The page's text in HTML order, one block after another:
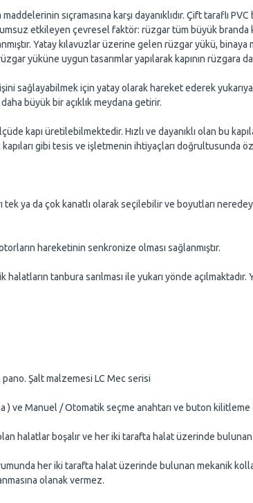
sıçramasına karşı dayanıklıdır. Çift taraflı
etkileyen çevresel faktör: rüzgar tüm büyük
Yatay kılavuzlar üzerine gelen rüzgar yükü,
yüküne uygun tasarımlar yapılarak kapının rüzgara
sağlayabilmek için yatay olarak hareket ederek
büyük bir açıklık meydana getirir.
kapı üretilebilmektedir. Hızlı ve dayanıklı olan bu
gibi tesis ve işletmenin ihtiyaçları doğrultusunda
ya da çok kanatlı olarak seçilebilir ve boyutları
hareketinin senkronize olması sağlanmıştır.
tanbura sarılması ile yukarı yönde açılmaktadır.
Şalt malzemesi LC Mec serisi
/ Otomatik seçme anahtarı ve buton kilitleme
boşalır ve her iki tarafta halat üzerinde bulunan
her iki tarafta halat üzerinde bulunan mekanik kollar
olanak vermez.